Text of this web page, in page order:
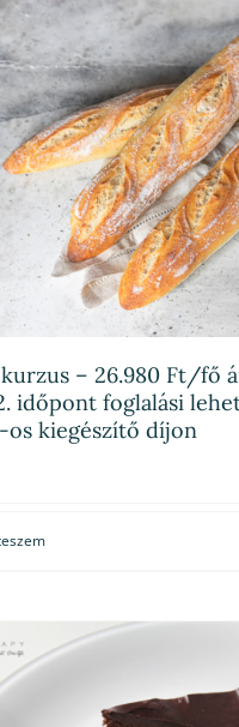
– 26.980 Ft/fő
időpont foglalási
os kiegészítő díjon